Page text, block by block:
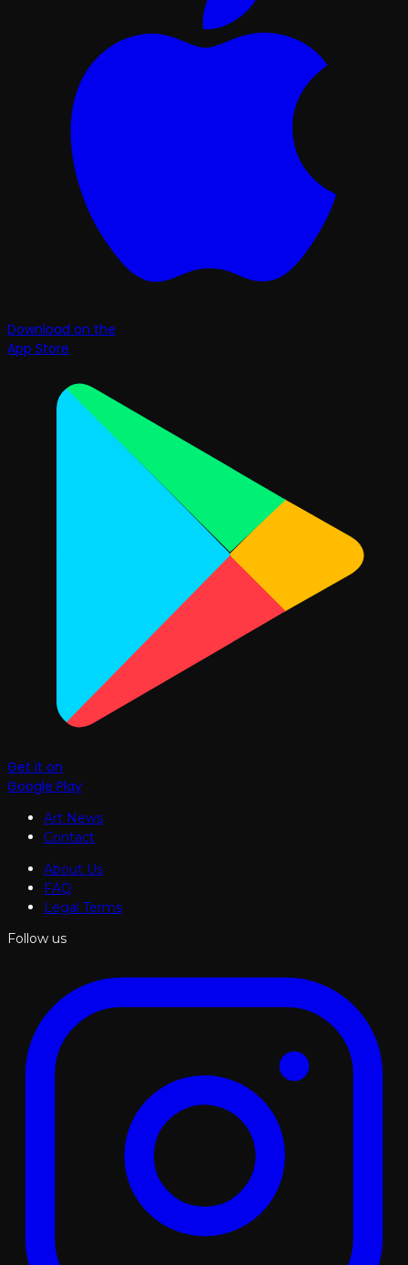
Download on the
App Store
Get it on
Google Play
Art News
Contact
About Us
FAQ
Legal Terms
Follow us